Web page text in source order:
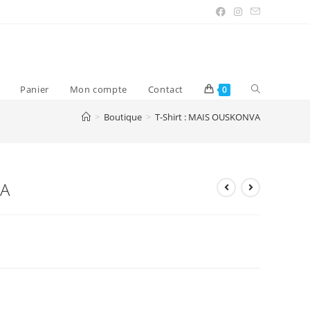
Panier Mon compte Contact 0
> Boutique > T-Shirt : MAIS OUSKONVA